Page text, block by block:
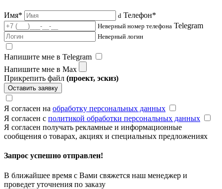
Имя* d Телефон*
Неверный номер телефона Telegram
Неверный логин
Напишите мне в Telegram
Напишите мне в Max
Прикрепить файл (проект, эскиз)
Оставить заявку
Я согласен на обработку персональных данных
Я согласен с политикой обработки персональных данных
Я согласен получать рекламные и информационные
сообщения о товарах, акциях и специальных предложениях
Запрос успешно отправлен!
В ближайшее время с Вами свяжется наш менеджер и
проведет уточнения по заказу